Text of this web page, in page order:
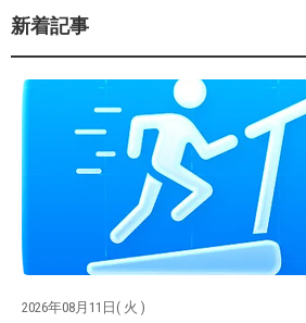
新着記事
2026年08月11日( 火 )